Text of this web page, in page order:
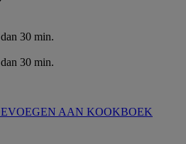
30 min.
30 min.
AAN KOOKBOEK